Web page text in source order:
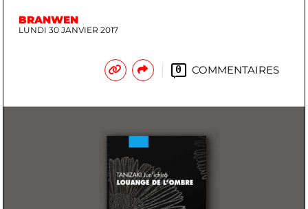
BRANWEN
LUNDI 30 JANVIER 2017
0 COMMENTAIRES